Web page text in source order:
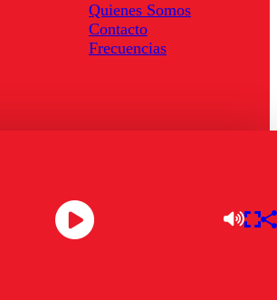
Quienes Somos
Contacto
Frecuencias